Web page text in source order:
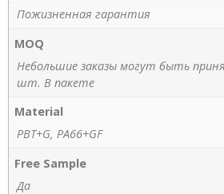
Пожизненная гарантия
MOQ
Небольшие заказы могут быть
шт. В пакете
Material
PBT+G, PA66+GF
Free Sample
Да